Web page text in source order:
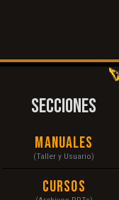
SECCIONES
Manuales
(Taller y Usuario)
Cursos